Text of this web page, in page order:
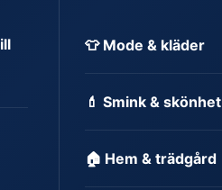
👕 Mode & kläder
💄 Smink & skönhet
🏠 Hem & trädgård